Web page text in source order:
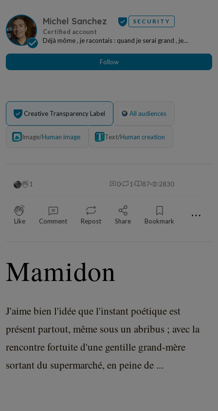
Michel Sanchez SECURITY
Déjà môme , je racontais : quand je serai grand , je
Follow
Creative Transparency Label All audiences
Image/Human image Text/Human creation
1 0 1 87 2830
Like Comment Repost Share Bookmark ⋯
Mamidon
J'aime bien l'idée que l'instant poétique est
présent partout, même sous un abribus ; avec la
rencontre fortuite d'une gentille grand-mère
sortant du supermarché, en peine de ...